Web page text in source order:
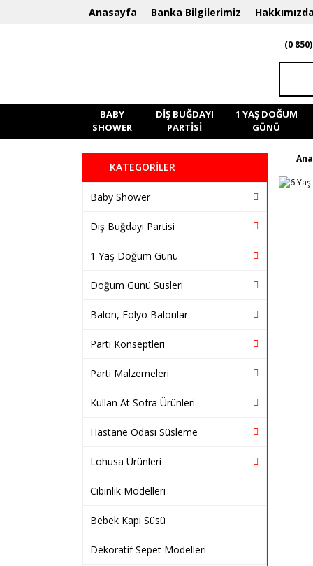
Anasayfa Banka Bilgilerimiz Hakkımızda
(0
BABY
SHOWER
DIŞ BUĞDAYI
PARTISI
1 YAŞ DOĞUM
GÜNÜ
KATEGORİLER
Baby Shower
Diş Buğdayı Partisi
1 Yaş Doğum Günü
Doğum Günü Süsleri
Balon, Folyo Balonlar
Parti Konseptleri
Parti Malzemeleri
Kullan At Sofra Ürünleri
Hastane Odası Süsleme
Lohusa Ürünleri
Cibinlik Modelleri
Bebek Kapı Süsü
Dekoratif Sepet Modelleri